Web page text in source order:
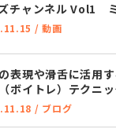
チャンネル Vol1
/動画
の表現や滑舌に活用
ボイトレ）テクニッ
/ ブログ